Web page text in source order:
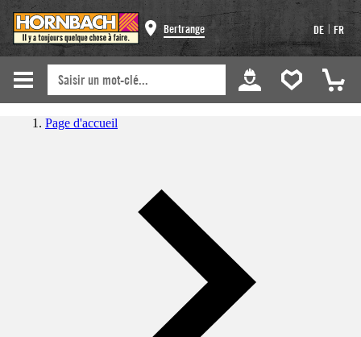
Bertrange DE | FR
Page d'accueil